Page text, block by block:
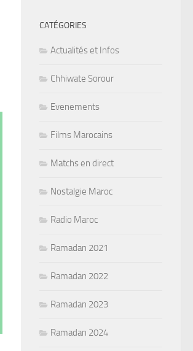
CATÉGORIES
Actualités et Infos
Chhiwate Sorour
Evenements
Films Marocains
Matchs en direct
Nostalgie Maroc
Radio Maroc
Ramadan 2021
Ramadan 2022
Ramadan 2023
Ramadan 2024